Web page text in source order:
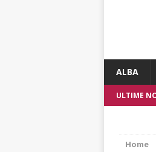
ALBA
ULTIME
Home